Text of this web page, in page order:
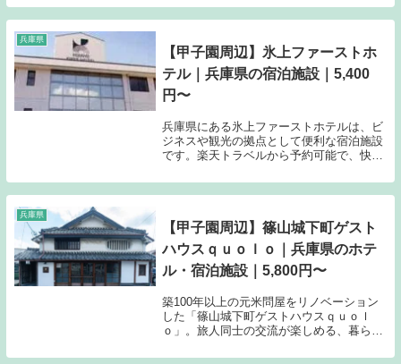
すぐ検索。お客様のニーズに合わせた快適
な宿泊体験をお届けします。
兵庫県
【甲子園周辺】氷上ファーストホ
テル｜兵庫県の宿泊施設｜5,400
円〜
兵庫県にある氷上ファーストホテルは、ビ
ジネスや観光の拠点として便利な宿泊施設
です。楽天トラベルから予約可能で、快適
料金は予約ページにてご確認ください。
兵庫県
【甲子園周辺】篠山城下町ゲスト
ハウスｑｕｏｌｏ｜兵庫県のホテ
ル・宿泊施設｜5,800円〜
築100年以上の元米問屋をリノベーション
した「篠山城下町ゲストハウスｑｕｏｌ
ｏ」。旅人同士の交流が楽しめる、暮らす
（無料）。篠山口駅からバスでアクセス可